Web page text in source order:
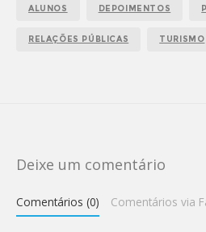
ALUNOS DEPOIMENTOS
RELAÇÕES PÚBLICAS TURISMO
Deixe um comentário
Comentários (0) Comentários via